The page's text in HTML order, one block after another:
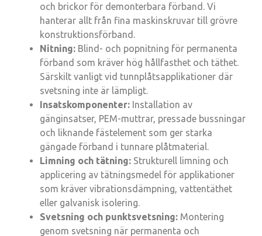
och brickor för demonterbara förband. Vi
hanterar allt från fina maskinskruvar till grövre
konstruktionsförband.
Nitning: Blind- och popnitning för permanenta
förband som kräver hög hållfasthet och täthet.
Särskilt vanligt vid tunnplåtsapplikationer där
svetsning inte är lämpligt.
Insatskomponenter: Installation av
gänginsatser, PEM-muttrar, pressade bussningar
och liknande fästelement som ger starka
gängade förband i tunnare plåtmaterial.
Limning och tätning: Strukturell limning och
applicering av tätningsmedel för applikationer
som kräver vibrationsdämpning, vattentäthet
eller galvanisk isolering.
Svetsning och punktsvetsning: Montering
genom svetsning när permanenta och